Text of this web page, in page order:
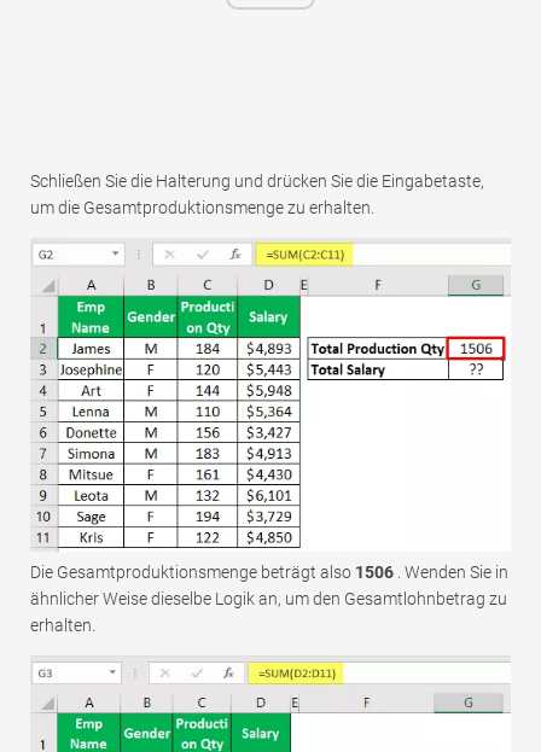
Schließen Sie die Halterung und drücken Sie die Eingabetaste,
um die Gesamtproduktionsmenge zu erhalten.
Die Gesamtproduktionsmenge beträgt also 1506 . Wenden Sie in
ähnlicher Weise dieselbe Logik an, um den Gesamtlohnbetrag zu
erhalten.